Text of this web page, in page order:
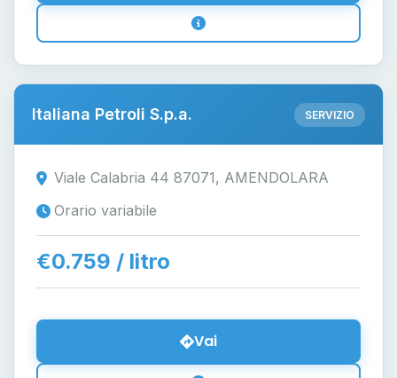
Italiana Petroli S.p.a. SERVIZIO
Viale Calabria 44 87071, AMENDOLARA
Orario variabile
€0.759 / litro
Vai